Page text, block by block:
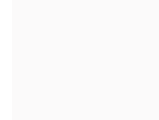
Dziennik Urzędowy